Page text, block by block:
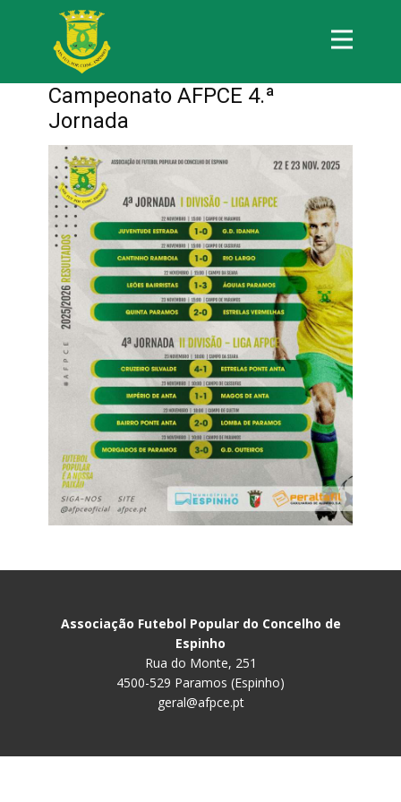
Campeonato AFPCE 4.ª
Jornada
Associação Futebol Popular do Concelho de
Espinho
Rua do Monte, 251
4500-529 Paramos (Espinho)
geral@afpce.pt